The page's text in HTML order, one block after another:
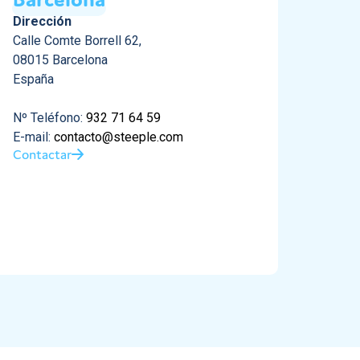
Dirección
Calle Comte Borrell 62,
08015 Barcelona
España
Nº Teléfono: 932 71 64 59
E-mail: contacto@steeple.com
Contactar